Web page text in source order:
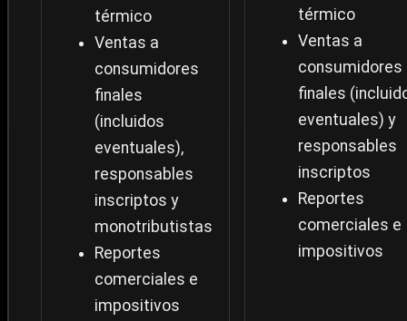
térmico
Ventas a
consumidores
finales
(incluidos
eventuales),
responsables
inscriptos y
monotributistas
Reportes
comerciales e
impositivos
térmico
Ventas a
consumidores
finales
eventuales) y
responsables
inscriptos
Reportes
comerciales e
impositivos